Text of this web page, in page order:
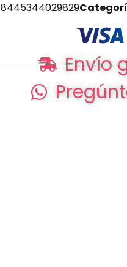
8445344029829
Envío